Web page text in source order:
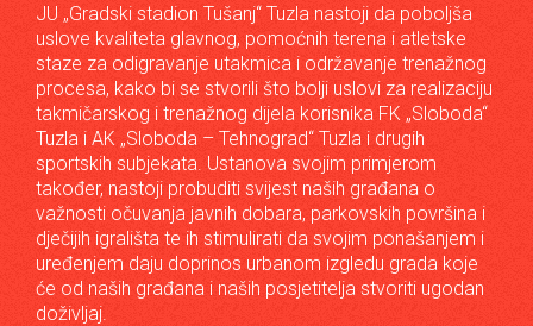
JU „Gradski stadion Tušanj“ Tuzla nastoji da poboljša
uslove kvaliteta glavnog, pomoćnih terena i atletske
staze za odigravanje utakmica i održavanje trenažnog
procesa, kako bi se stvorili što bolji uslovi za realizaciju
takmičarskog i trenažnog dijela korisnika FK „Sloboda“
Tuzla i AK „Sloboda – Tehnograd“ Tuzla i drugih
sportskih subjekata. Ustanova svojim primjerom
također, nastoji probuditi svijest naših građana o
važnosti očuvanja javnih dobara, parkovskih površina i
dječijih igrališta te ih stimulirati da svojim ponašanjem i
uređenjem daju doprinos urbanom izgledu grada koje
će od naših građana i naših posjetitelja stvoriti ugodan
doživljaj.